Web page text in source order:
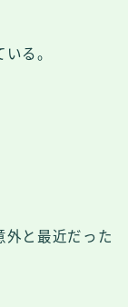
る。
外と最近だった